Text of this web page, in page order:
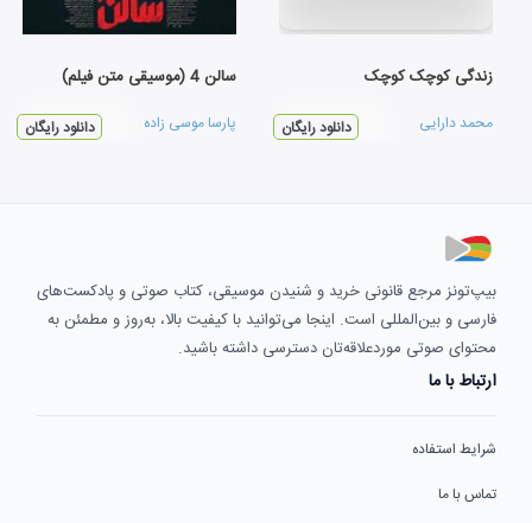
زندگی کوچک کوچک
محمد دارایی دانلود رایگان
سالن 4 (موسیقی متن فیلم)
پارسا موسی زاده دانلود رایگان
بیپ‌تونز مرجع قانونی خرید و شنیدن موسیقی، کتاب صوتی و پادکست‌های
فارسی و بین‌المللی است. اینجا می‌توانید با کیفیت بالا، به‌روز و مطمئن به
محتوای صوتی موردعلاقه‌تان دسترسی داشته باشید.
ارتباط با ما
شرایط استفاده
تماس با ما